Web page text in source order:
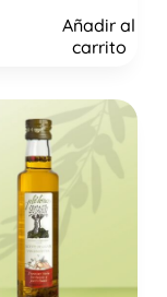
Añadir al
carrito